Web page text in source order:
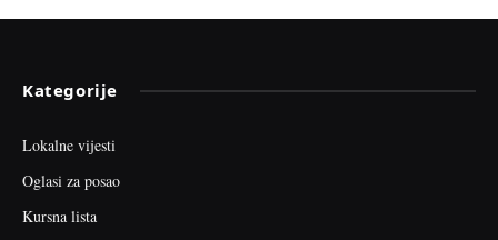
Kategorije
Lokalne vijesti
Oglasi za posao
Kursna lista